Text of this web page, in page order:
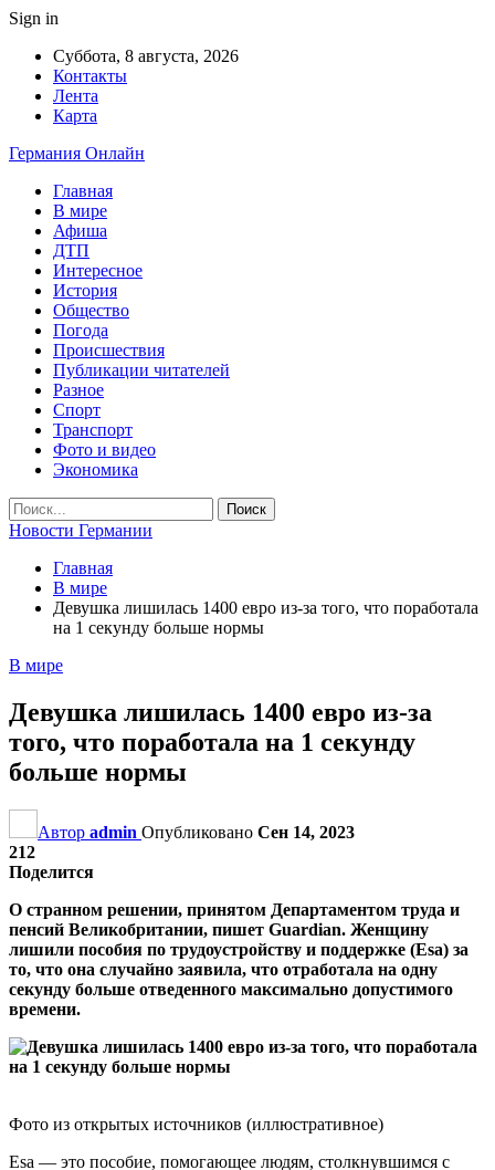
Sign in
Суббота, 8 августа, 2026
Контакты
Лента
Карта
Германия Онлайн
Главная
В мире
Афиша
ДТП
Интересное
История
Общество
Погода
Происшествия
Публикации читателей
Разное
Спорт
Транспорт
Фото и видео
Экономика
Новости Германии
Главная
В мире
Девушка лишилась 1400 евро из-за того, что поработала
на 1 секунду больше нормы
В мире
Девушка лишилась 1400 евро из-за
того, что поработала на 1 секунду
больше нормы
Автор admin Опубликовано Сен 14, 2023
212
Поделится
О странном решении, принятом Департаментом труда и
пенсий Великобритании, пишет Guardian. Женщину
лишили пособия по трудоустройству и поддержке (Esa) за
то, что она случайно заявила, что отработала на одну
секунду больше отведенного максимально допустимого
времени.
Фото из открытых источников (иллюстративное)
Esa — это пособие, помогающее людям, столкнувшимся с